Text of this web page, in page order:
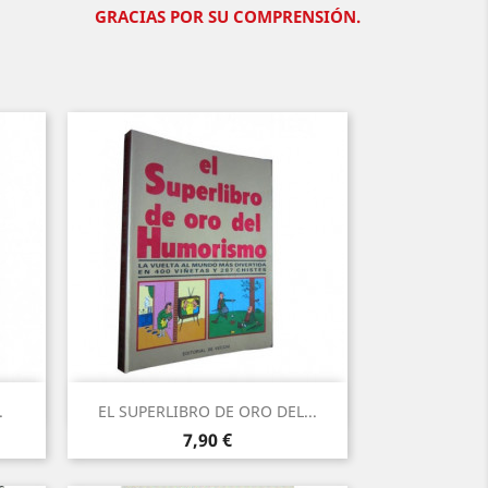
GRACIAS POR SU COMPRENSIÓN.
EL SUPERLIBRO DE ORO DEL...
Precio
7,90 €
Vista rápida